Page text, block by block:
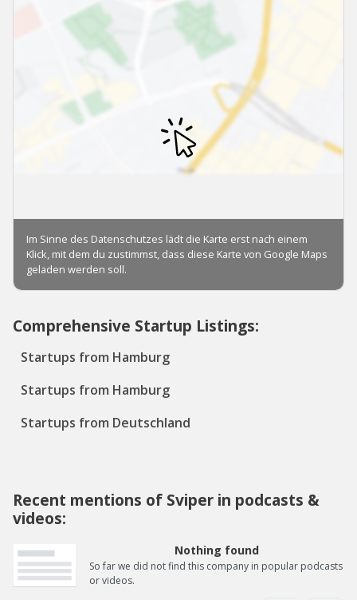
Comprehensive Startup Listings:
Startups from Hamburg
Startups from Hamburg
Startups from Deutschland
Recent mentions of Sviper in podcasts &
videos:
Nothing found
So far we did not find this company in popular podcasts
or videos.